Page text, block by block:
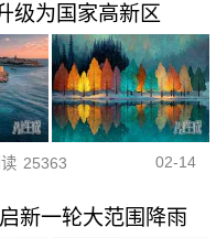
级为国家高新区
25363 02-14
新一轮大范围降雨